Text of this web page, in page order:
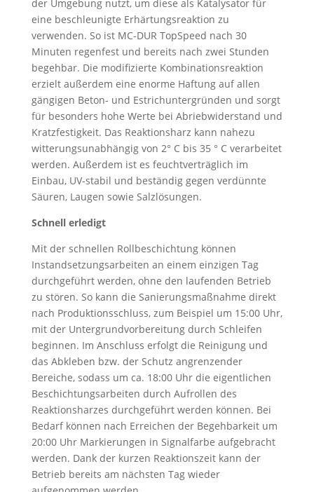
der Umgebung nutzt, um diese als Katalysator für
eine beschleunigte Erhärtungsreaktion zu
verwenden. So ist MC-DUR TopSpeed nach 30
Minuten regenfest und bereits nach zwei Stunden
begehbar. Die modifizierte Kombinationsreaktion
erzielt außerdem eine enorme Haftung auf allen
gängigen Beton- und Estrichuntergründen und sorgt
für besonders hohe Werte bei Abriebwiderstand und
Kratzfestigkeit. Das Reaktionsharz kann nahezu
witterungsunabhängig von 2° C bis 35 ° C verarbeitet
werden. Außerdem ist es feuchtverträglich im
Einbau, UV-stabil und beständig gegen verdünnte
Säuren, Laugen sowie Salzlösungen.
Schnell erledigt
Mit der schnellen Rollbeschichtung können
Instandsetzungsarbeiten an einem einzigen Tag
durchgeführt werden, ohne den laufenden Betrieb
zu stören. So kann die Sanierungsmaßnahme direkt
nach Produktionsschluss, zum Beispiel um 15:00 Uhr,
mit der Untergrundvorbereitung durch Schleifen
beginnen. Im Anschluss erfolgt die Reinigung und
das Abkleben bzw. der Schutz angrenzender
Bereiche, sodass um ca. 18:00 Uhr die eigentlichen
Beschichtungsarbeiten durch Aufrollen des
Reaktionsharzes durchgeführt werden können. Bei
Bedarf können nach Erreichen der Begehbarkeit um
20:00 Uhr Markierungen in Signalfarbe aufgebracht
werden. Dank der kurzen Reaktionszeit kann der
Betrieb bereits am nächsten Tag wieder